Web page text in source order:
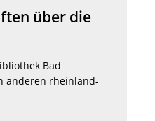
über die
Bad
anderen rheinland-